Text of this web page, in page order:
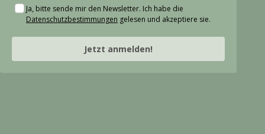
Ja, bitte sende mir den Newsletter. Ich habe die
Datenschutzbestimmungen gelesen und akzeptiere sie.
Jetzt anmelden!